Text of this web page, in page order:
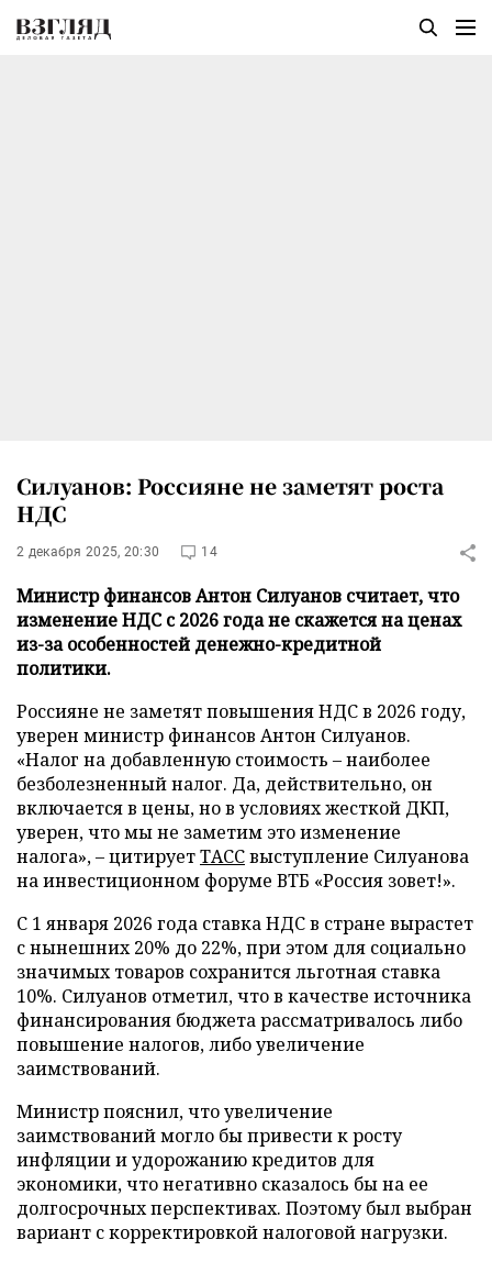
Силуанов: Россияне не заметят роста
НДС
2 декабря 2025, 20:30 14
Министр финансов Антон Силуанов считает, что
изменение НДС с 2026 года не скажется на ценах
из-за особенностей денежно-кредитной
политики.
Россияне не заметят повышения НДС в 2026 году,
уверен министр финансов Антон Силуанов.
«Налог на добавленную стоимость – наиболее
безболезненный налог. Да, действительно, он
включается в цены, но в условиях жесткой ДКП,
уверен, что мы не заметим это изменение
налога», – цитируетТАССвыступление Силуанова
на инвестиционном форуме ВТБ «Россия зовет!».
С 1 января 2026 года ставка НДС в стране вырастет
с нынешних 20% до 22%, при этом для социально
значимых товаров сохранится льготная ставка
10%. Силуанов отметил, что в качестве источника
финансирования бюджета рассматривалось либо
повышение налогов, либо увеличение
заимствований.
Министр пояснил, что увеличение
заимствований могло бы привести к росту
инфляции и удорожанию кредитов для
экономики, что негативно сказалось бы на ее
долгосрочных перспективах. Поэтому был выбран
вариант с корректировкой налоговой нагрузки.